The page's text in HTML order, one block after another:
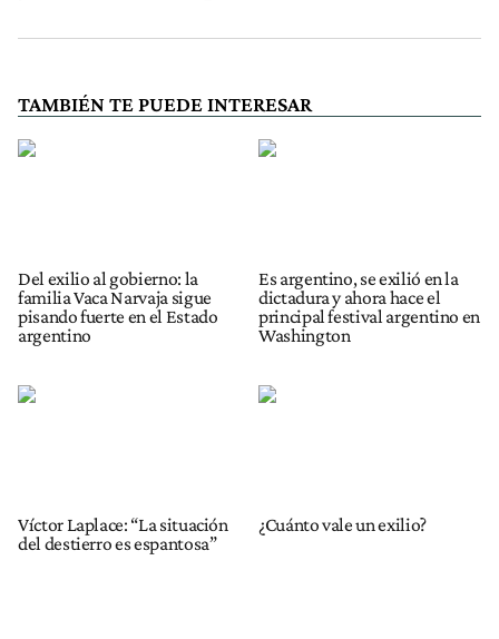
TAMBIÉN TE PUEDE INTERESAR
Del exilio al gobierno: la
familia Vaca Narvaja sigue
pisando fuerte en el Estado
argentino
Es argentino, se exilió en la
dictadura y ahora hace el
principal festival argentino en
Washington
Víctor Laplace: “La situación
del destierro es espantosa”
¿Cuánto vale un exilio?